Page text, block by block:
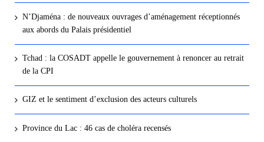
N’Djaména : de nouveaux ouvrages d’aménagement réceptionnés
aux abords du Palais présidentiel
Tchad : la COSADT appelle le gouvernement à renoncer au retrait
de la CPI
GIZ et le sentiment d’exclusion des acteurs culturels
Province du Lac : 46 cas de choléra recensés